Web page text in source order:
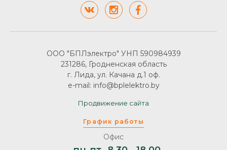
График работы
Офис
ООО "БПЛэлектро" УНП 590984939
231286, Гродненская область
г. Лида, ул. Качана д.1 оф.
e-mail: info@bplelektro.by
Продвижение сайта